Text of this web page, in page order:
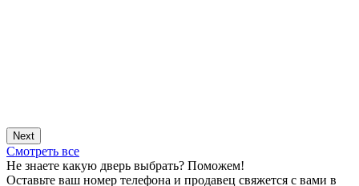
Next
Смотреть все
Не знаете какую дверь выбрать? Поможем!
Оставьте ваш номер телефона и продавец свяжется с вами в